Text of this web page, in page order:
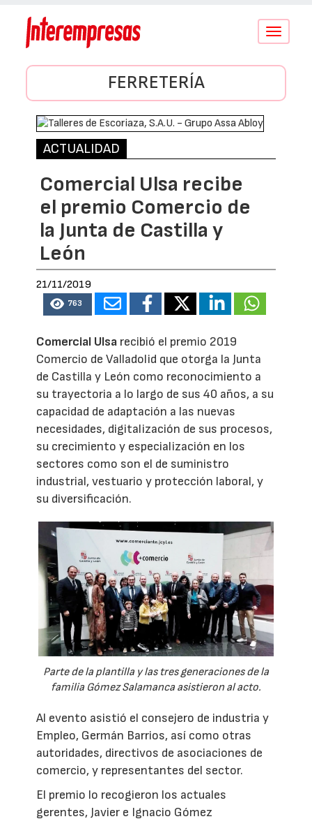
Conmutar
FERRETERÍA
ACTUALIDAD
Comercial Ulsa recibe
el premio Comercio de
la Junta de Castilla y
León
21/11/2019
763
Comercial Ulsa recibió el premio 2019
Comercio de Valladolid que otorga la Junta
de Castilla y León como reconocimiento a
su trayectoria a lo largo de sus 40 años, a su
capacidad de adaptación a las nuevas
necesidades, digitalización de sus procesos,
su crecimiento y especialización en los
sectores como son el de suministro
industrial, vestuario y protección laboral, y
su diversificación.
Parte de la plantilla y las tres generaciones de la
familia Gómez Salamanca asistieron al acto.
Al evento asistió el consejero de industria y
Empleo, Germán Barrios, así como otras
autoridades, directivos de asociaciones de
comercio, y representantes del sector.
El premio lo recogieron los actuales
gerentes, Javier e Ignacio Gómez